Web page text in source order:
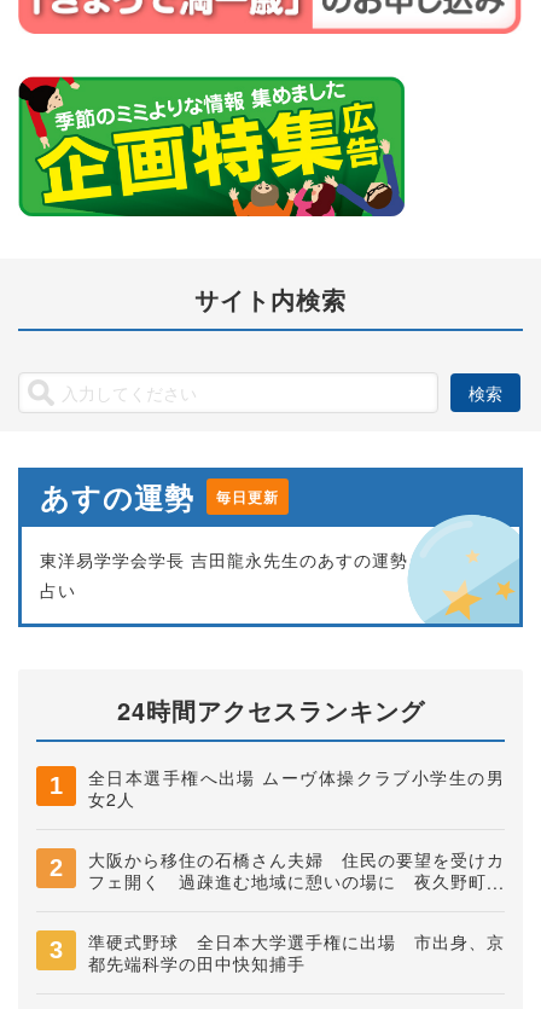
サイト内検索
あすの運勢 毎日更新
東洋易学学会学長 吉田龍永先生のあすの運勢
占い
24時間アクセスランキング
全日本選手権へ出場 ムーヴ体操クラブ小学生の男
女2人
大阪から移住の石橋さん夫婦 住民の要望を受けカ
フェ開く 過疎進む地域に憩いの場に 夜久野町稲
準硬式野球 全日本大学選手権に出場 市出身、京
都先端科学の田中快知捕手